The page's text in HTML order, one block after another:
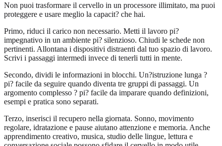
Non puoi trasformare il cervello in un processore illimitato, ma puoi
proteggere e usare meglio la capacit? che hai.
Primo, riduci il carico non necessario. Metti il lavoro pi?
impegnativo in un ambiente pi? silenzioso. Chiudi le schede non
pertinenti. Allontana i dispositivi distraenti dal tuo spazio di lavoro.
Scrivi i passaggi intermedi invece di tenerli tutti in mente.
Secondo, dividi le informazioni in blocchi. Un?istruzione lunga ?
pi? facile da seguire quando diventa tre gruppi di passaggi. Un
argomento complesso ? pi? facile da imparare quando definizioni,
esempi e pratica sono separati.
Terzo, inserisci il recupero nella giornata. Sonno, movimento
regolare, idratazione e pause aiutano attenzione e memoria. Anche
apprendimento creativo, musica, studio delle lingue, lettura e